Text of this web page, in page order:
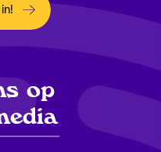
nieuw tabblad
op